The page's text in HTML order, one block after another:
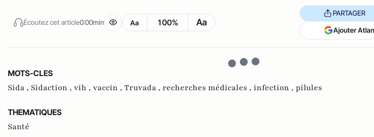
Écoutez cet article0:00min Aa 100% Aa
PARTAGER
Ajouter
MOTS-CLES
Sida , Sidaction , vih , vaccin , Truvada , recherches médicales , infection , pilules
THEMATIQUES
Santé